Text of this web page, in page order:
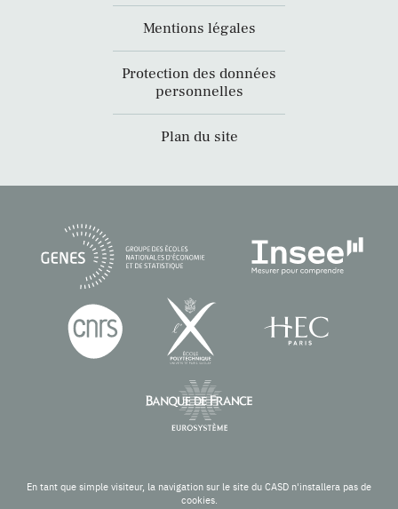
Mentions légales
Protection des données
personnelles
Plan du site
En tant que simple visiteur, la navigation sur le site du CASD n'installera pas de
cookies.